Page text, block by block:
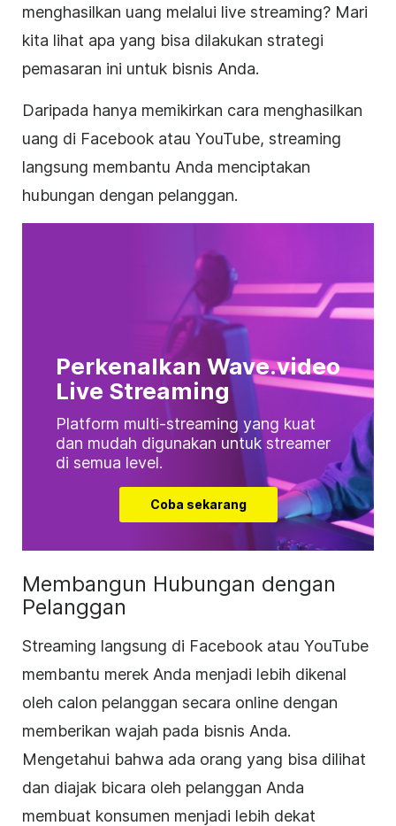
menghasilkan uang melalui live streaming? Mari
kita lihat apa yang bisa dilakukan strategi
pemasaran ini untuk bisnis Anda.
Daripada hanya memikirkan cara menghasilkan
uang di Facebook atau YouTube, streaming
langsung membantu Anda menciptakan
hubungan dengan pelanggan.
Perkenalkan Wave.video
Live Streaming
Platform multi-streaming yang kuat
dan mudah digunakan untuk streamer
di semua level.
Coba sekarang
Membangun Hubungan dengan
Pelanggan
Streaming langsung di Facebook atau YouTube
membantu merek Anda menjadi lebih dikenal
oleh calon pelanggan secara online dengan
memberikan wajah pada bisnis Anda.
Mengetahui bahwa ada orang yang bisa dilihat
dan diajak bicara oleh pelanggan Anda
membuat konsumen menjadi lebih dekat